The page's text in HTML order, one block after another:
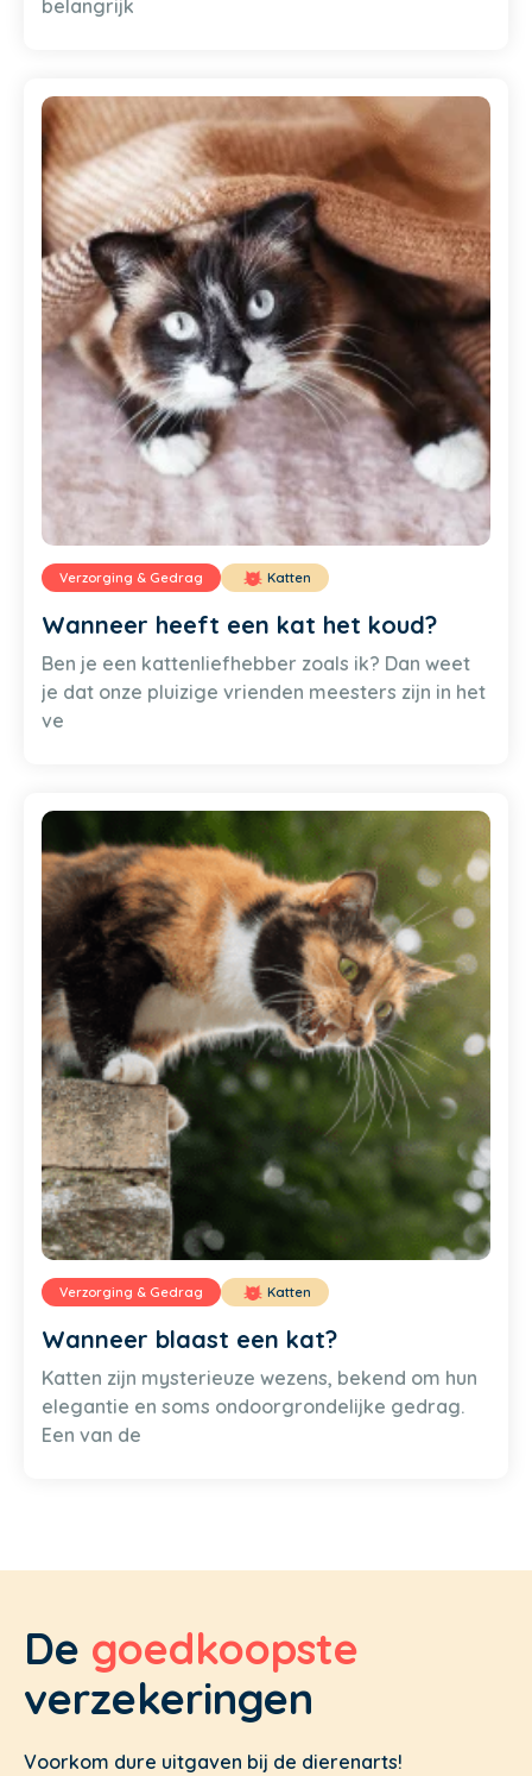
belangrijk
Verzorging & Gedrag Katten
Wanneer heeft een kat het koud?
Ben je een kattenliefhebber zoals ik? Dan weet
je dat onze pluizige vrienden meesters zijn in het
ve
Verzorging & Gedrag Katten
Wanneer blaast een kat?
Katten zijn mysterieuze wezens, bekend om hun
elegantie en soms ondoorgrondelijke gedrag.
Een van de
De goedkoopste
verzekeringen
Voorkom dure uitgaven bij de dierenarts!